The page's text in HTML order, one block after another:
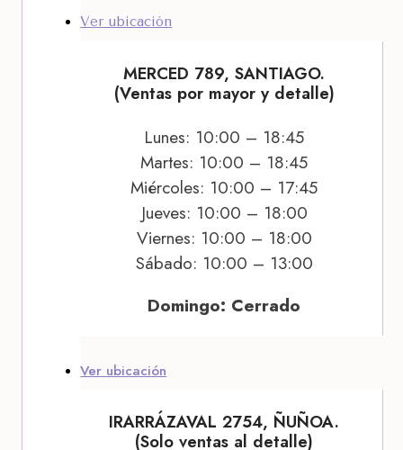
Ver ubicación
MERCED 789, SANTIAGO.
(Ventas por mayor y detalle)
Lunes: 10:00 – 18:45
Martes: 10:00 – 18:45
Miércoles: 10:00 – 17:45
Jueves: 10:00 – 18:00
Viernes: 10:00 – 18:00
Sábado: 10:00 – 13:00
Domingo: Cerrado
Ver ubicación
IRARRÁZAVAL 2754, ÑUÑOA.
(Solo ventas al detalle)